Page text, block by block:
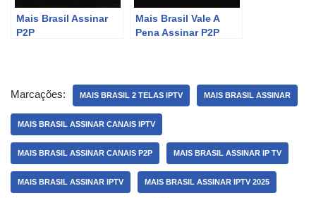
Mais Brasil Assinar
P2P
Mais Brasil Vale A
Pena Assinar P2P
Marcações: MAIS BRASIL 2 TELAS IPTV MAIS BRASIL ASSINAR
MAIS BRASIL ASSINAR CANAIS IPTV
MAIS BRASIL ASSINAR CANAIS P2P MAIS BRASIL ASSINAR IP TV
MAIS BRASIL ASSINAR IPTV MAIS BRASIL ASSINAR IPTV 2025